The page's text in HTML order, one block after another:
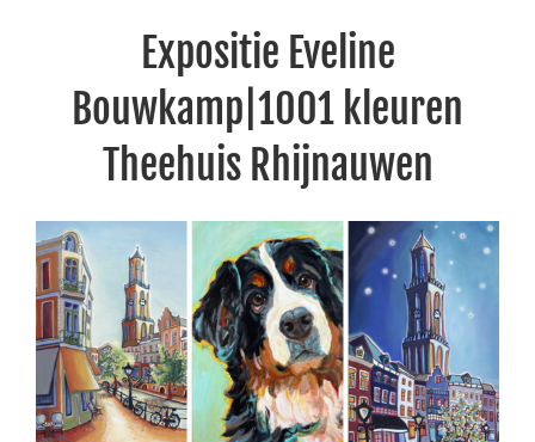
Expositie Eveline
Bouwkamp|1001 kleuren
Theehuis Rhijnauwen